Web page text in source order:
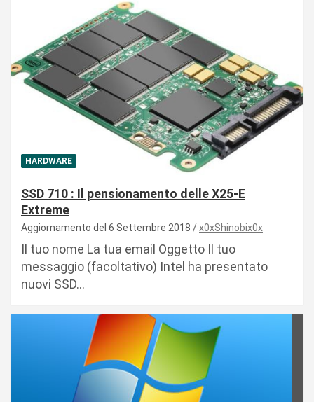
HARDWARE
SSD 710 : Il pensionamento delle X25-E
Extreme
Aggiornamento del 6 Settembre 2018 x0xShinobix0x
Il tuo nome La tua email Oggetto Il tuo
messaggio (facoltativo) Intel ha presentato
nuovi SSD…